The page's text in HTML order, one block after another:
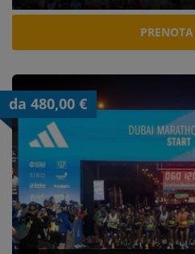
da 480,00 €